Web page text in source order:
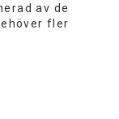
av de
fler